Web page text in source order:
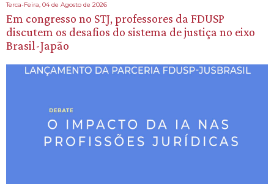
Terca-Feira, 04 de Agosto de 2026
Em congresso no STJ, professores da FDUSP
discutem os desafios do sistema de justiça no eixo
Brasil-Japão